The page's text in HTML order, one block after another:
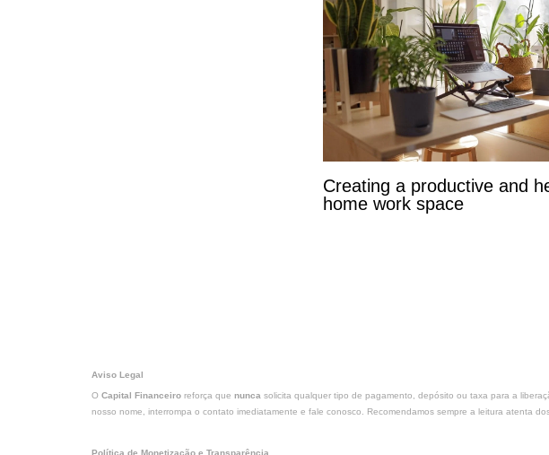
Creating a productive and
home work space
Aviso Legal
O Capital Financeiro reforça que nunca solicita qualquer tipo de pagamento, depósito ou taxa para a
nosso nome, interrompa o contato imediatamente e fale conosco. Recomendamos sempre a leitura atenta
Política de Monetização e Transparência